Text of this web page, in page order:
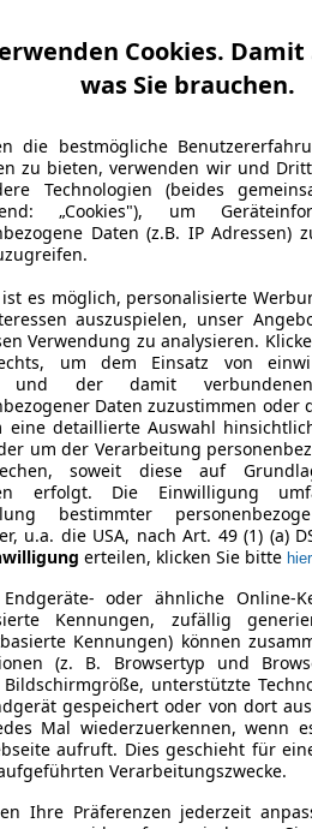
Cookies.
was Sie brauchen.
die bestmögliche
zu bieten, verwenden wir und
Technologien (beides
„Cookies"), um
Daten (z.B. IP Adressen)
es möglich, personalisierte
auszuspielen, unser
Verwendung zu analysieren.
um dem Einsatz von
und der damit
Daten zuzustimmen oder
eine detaillierte Auswahl
um der Verarbeitung
soweit diese auf
erfolgt. Die Einwilligung
bestimmter
u.a. die USA, nach Art. 49 (1) (a)
erteilen, klicken Sie bitte hier
Endgeräte- oder ähnliche Online-
Kennungen, zufällig
Kennungen) können
(z. B. Browsertyp und
Bildschirmgröße, unterstützte
gespeichert oder von dort
Mal wiederzuerkennen, wenn
aufruft. Dies geschieht für
Verarbeitungszwecke.
Ihre Präferenzen jederzeit